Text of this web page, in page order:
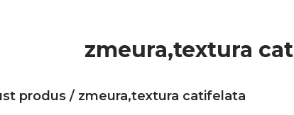
zmeura,textura
produs / zmeura,textura catifelata